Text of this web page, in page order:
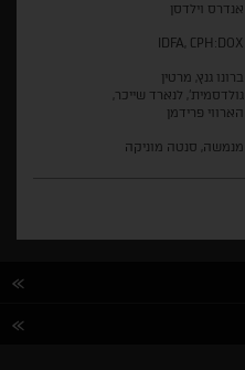
אנדרס וילדסן
IDFA, CPH:DOX
ברונו גנץ, מרטין
גולדסמית', לנארד שייכר,
הארווי פרידמן
מנמשה, סנטה מוניקה